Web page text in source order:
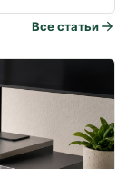
Все статьи